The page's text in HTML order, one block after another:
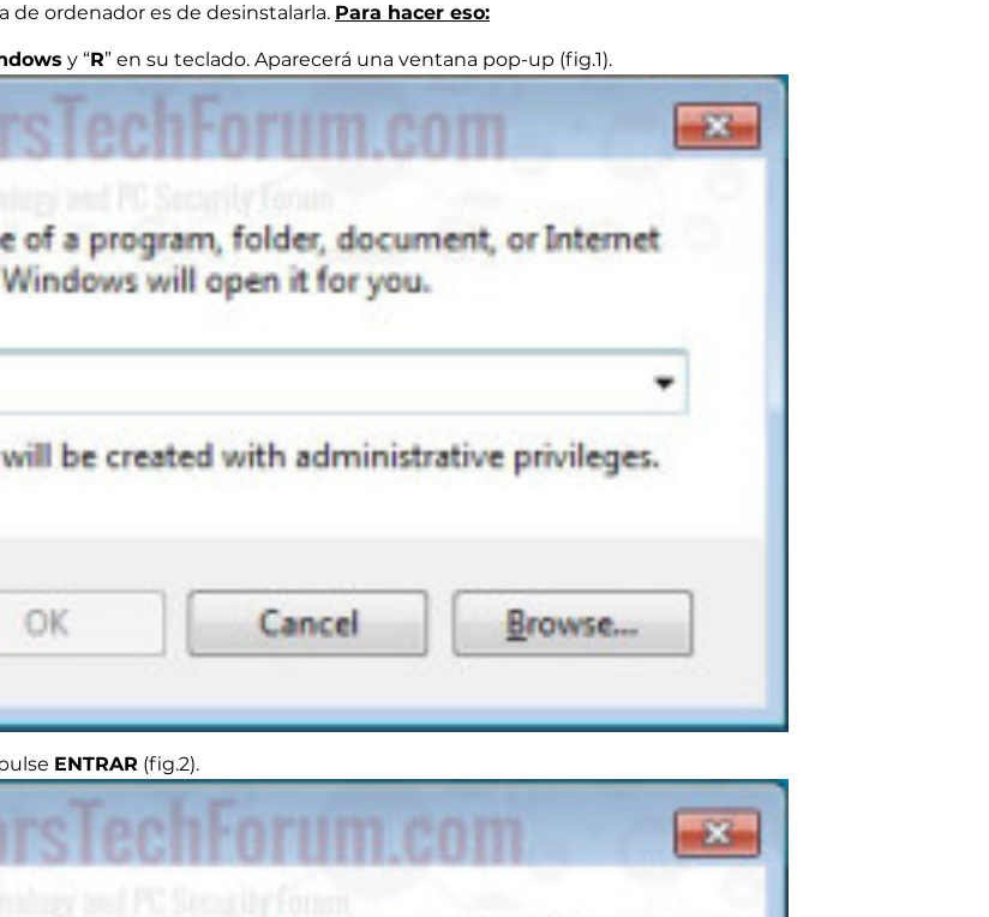
ordenador es de desinstalarla. Para hacer eso:
y “R” en su teclado. Aparecerá una ventana pop-up (fig.1).
ENTRAR (fig.2).